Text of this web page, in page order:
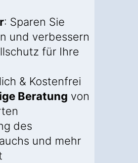
: Sparen Sie
und verbessern
für Ihre
& Kostenfrei
Beratung von
des
und mehr